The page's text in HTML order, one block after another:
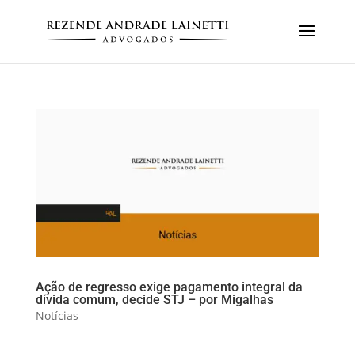
Ação de regresso exige pagamento integral da
dívida comum, decide STJ – por Migalhas
Notícias